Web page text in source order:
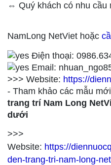
⇔ Quý khách có nhu cầu
NamLong NetViet hoặc
Điện thoại:
Email:
>>> Website: https://
- Tham khảo các mẫu
trang trí Nam Long
dưới
>>>
Website: https://
den-trang-tri-nam-long-